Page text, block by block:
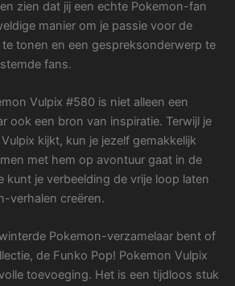
zien dat jij een echte Pokemon-fan
manier om je passie voor de
tonen en een gespreksonderwerp te
fans.
Vulpix #580 is niet alleen een
ook een bron van inspiratie. Terwijl je
kijkt, kun je jezelf gemakkelijk
met hem op avontuur gaat in de
kunt je verbeelding de vrije loop laten
verhalen creëren.
Pokemon-verzamelaar bent of
de Funko Pop! Pokemon Vulpix
toevoeging. Het is een tijdloos stuk